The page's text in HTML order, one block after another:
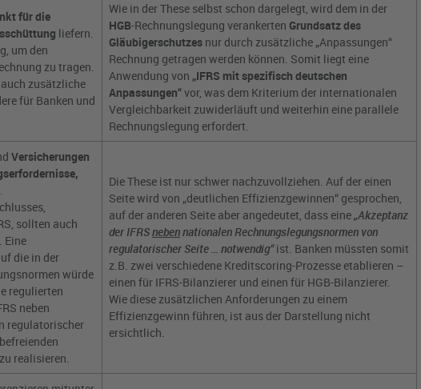
für die
liefern.
um den
zu tragen.
zusätzliche
für Banken und
Wie in der These selbst schon dargelegt, wird dem in der
HGB-Rechnungslegung verankerten Grundsatz des
Gläubigerschutzes nur durch zusätzliche „Anpassungen“
Rechnung getragen werden können. Somit liegt eine
Anwendung von „IFRS mit spezifisch deutschen
Anpassungen“vor, was dem Kriterium der internationalen
Vergleichbarkeit zuwiderläuft und weiterhin eine parallele
Rechnungslegung erfordert.
Versicherungen
sollten auch
Eine
die in der
würde
regulierten
neben
regulatorischer
realisieren.
Die These ist nur schwer nachzuvollziehen. Auf der einen
Seite wird von „deutlichen Effizienzgewinnen“ gesprochen,
auf der anderen Seite aber angedeutet, dass eine„Akzeptanz
der IFRSnebennationalen Rechnungslegungsnormen von
regulatorischer Seite … notwendig“ist. Banken müssten somit
z.B. zwei verschiedene Kreditscoring-Prozesse etablieren –
einen für IFRS-Bilanzierer und einen für HGB-Bilanzierer.
Wie diese zusätzlichen Anforderungen zu einem
Effizienzgewinn führen, ist aus der Darstellung nicht
ersichtlich.